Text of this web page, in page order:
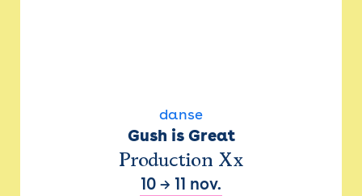
danse
Gush is Great
Production Xx
10 → 11 nov.